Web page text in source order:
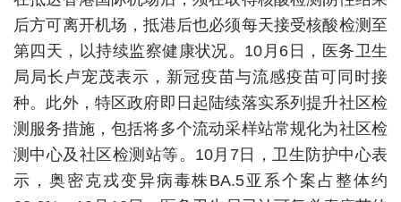
后方可离开机场，抵港后也必须每天接受核酸检测至
第四天，以持续监察健康状况。10月6日，医务卫生
局局长卢宠茂表示，新冠疫苗与流感疫苗可同时接
种。此外，特区政府即日起陆续落实系列提升社区检
测服务措施，包括将多个流动采样站常规化为社区检
测中心及社区检测站等。10月7日，卫生防护中心表
示，奥密克戎变异病毒株BA.5亚系个案占整体约